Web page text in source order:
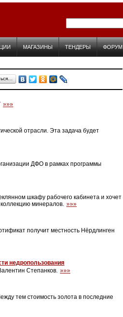
МАГАЗИНЫ ТЕНДЕРЫ ФОРУМ
»»»
отрасли. Эта задача будет
ДФО в рамках программы
шкафу рабочего кабинета и хочет
минералов. »»»
получит местность Нёрдлинген
недропользования
Степанков. »»»
тем стоимость золота в последние